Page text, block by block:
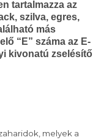
tartalmazza az
szilva, egres,
más
“E” száma az E-
kivonatú zselésítő
melyek a